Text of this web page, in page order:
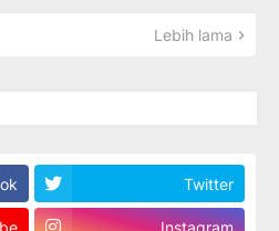
Lebih lama
Twitter
Instagram